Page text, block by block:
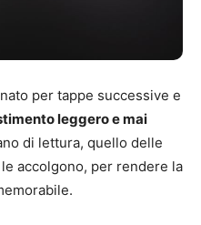
per tappe successive e
leggero e mai
di lettura, quello delle
accolgono, per rendere la